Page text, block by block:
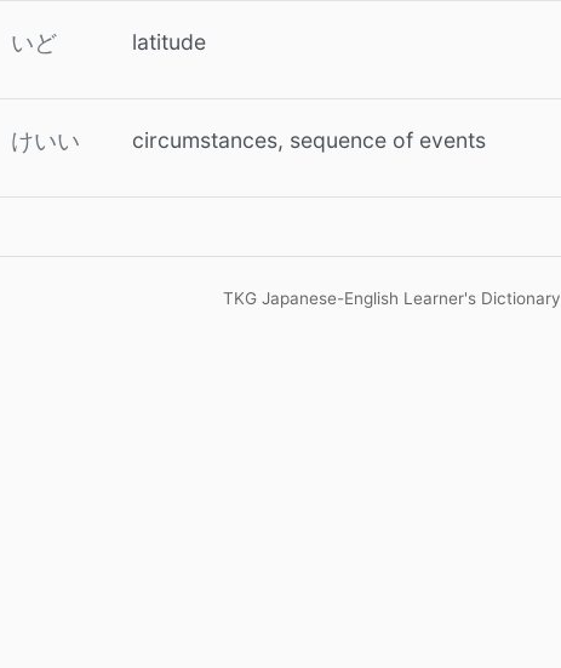
いど latitude
けいい circumstances, sequence of events
TKG Japanese-English Learner's Dictionary